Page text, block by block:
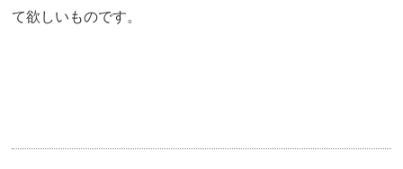
て欲しいものです。